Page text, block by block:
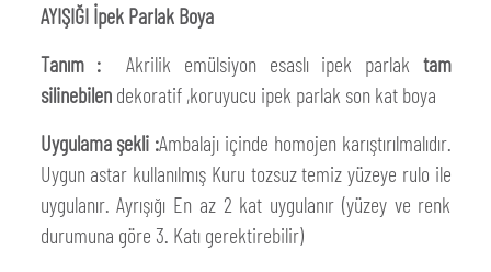
AYIŞIĞI İpek Parlak Boya
Tanım : Akrilik emülsiyon esaslı ipek parlak tam
silinebilendekoratif ,koruyucu ipek parlak son kat boya
Uygulama şekli :Ambalajı içinde homojen karıştırılmalıdır.
Uygun astar kullanılmış Kuru tozsuz temiz yüzeye rulo ile
uygulanır. Ayrışığı En az 2 kat uygulanır (yüzey ve renk
durumuna göre 3. Katı gerektirebilir)